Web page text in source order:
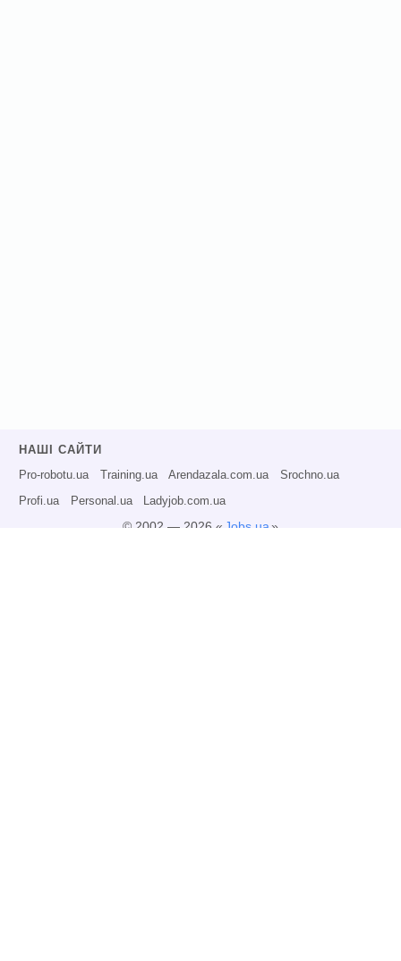
НАШІ САЙТИ
Pro-robotu.ua Training.ua Arendazala.com.ua Srochno.ua
Profi.ua Personal.ua Ladyjob.com.ua
© 2002 — 2026 « Jobs.ua»